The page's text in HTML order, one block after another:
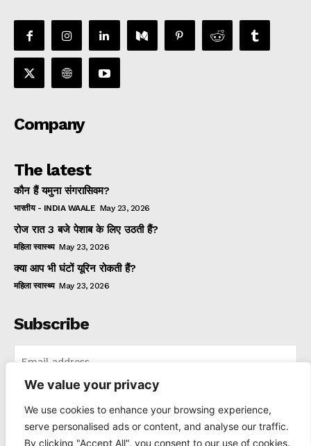
We value your privacy
We use cookies to enhance your browsing experience,
serve personalised ads or content, and analyse our traffic.
By clicking "Accept All", you consent to our use of cookies.
Company
The latest
कौन हैं यमुना संगरासिवम?
भारतीय - INDIA WAALE May 23, 2026
रोज रात 3 बजे पेशाब के लिए उठती हैं?
महिला स्वास्थ्य May 23, 2026
क्या आप भी घंटों यूरिन रोकती हैं?
महिला स्वास्थ्य May 23, 2026
Subscribe
I've read and accept the Privacy Policy